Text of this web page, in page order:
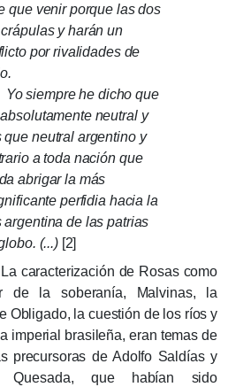
que venir porque las dos
y harán un
por rivalidades de
siempre he dicho que
neutral y
que neutral argentino y
a toda nación que
abrigar la más
perfidia hacia la
argentina de las patrias
(...)[2]
de Rosas como
de la soberanía, Malvinas, la
Obligado, la cuestión de los ríos y
imperial brasileña, eran temas de
precursoras de Adolfo Saldías y
Quesada, que habían sido